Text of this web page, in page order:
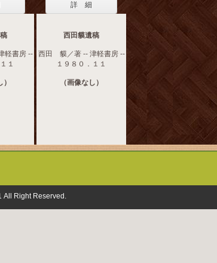
軽書房 --
１
詳 細
西田貘遺稿
西田 貘／著 -- 津軽書房 --
１９８０．１１
（画像なし）
All Right Reserved.